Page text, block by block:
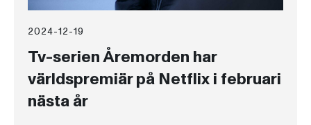
2024-12-19
Tv-serien Åremorden har
världspremiär på Netflix i februari
nästa år